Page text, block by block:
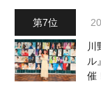
川
ル
催